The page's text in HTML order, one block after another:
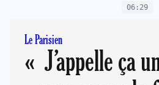
06:29
Le Parisien
« J’appelle ça